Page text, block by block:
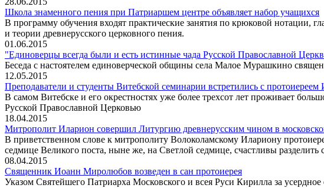
Школа знаменного пения при Патриаршем центре объявляет набор учащихся
В программу обучения входят практические занятия по крюковой нотации,
и теории древнерусского церковного пения.
01.06.2015
"Единоверцы всегда были и есть истинные чада Русской Православной
Беседа с настоятелем единоверческой общины села Малое Мурашкино
12.05.2015
Преподаватели и студенты Витебской семинарии встретились с
В самом Витебске и его окрестностях уже более трехсот лет проживает
Русской Православной Церковью
18.04.2015
Митрополит Иларион совершил Литургию древнерусским чином в
В приветственном слове к митрополиту Волоколамскому Илариону
седмице Великого поста, ныне же, на Светлой седмице, счастливы
08.04.2015
Священник Иоанн Миролюбов возведен в сан протоиерея
Указом Святейшего Патриарха Московского и всея Руси Кирилла за